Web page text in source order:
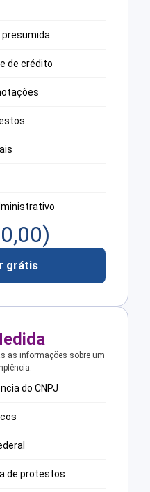
presumida
de crédito
0,00)
grátis
as informações sobre um
do CNPJ
de protestos